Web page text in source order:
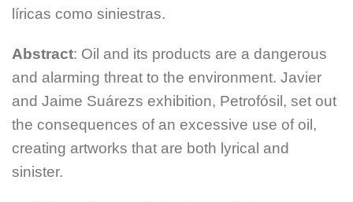
líricas como siniestras.
Abstract: Oil and its products are a dangerous
and alarming threat to the environment. Javier
and Jaime Suárezs exhibition, Petrofósil, set out
the consequences of an excessive use of oil,
creating artworks that are both lyrical and
sinister.